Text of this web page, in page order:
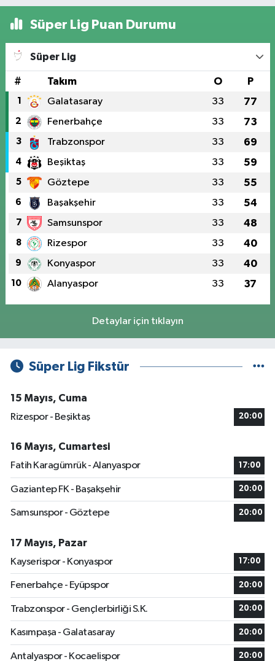
Süper Lig Puan Durumu
Süper Lig
# Takım O P
1 Galatasaray 33 77
2 Fenerbahçe 33 73
3 Trabzonspor 33 69
4 Beşiktaş 33 59
5 Göztepe 33 55
6 Başakşehir 33 54
7 Samsunspor 33 48
8 Rizespor 33 40
9 Konyaspor 33 40
10 Alanyaspor 33 37
Detaylar için tıklayın
Süper Lig Fikstür
15 Mayıs, Cuma
Rizespor - Beşiktaş
20:00
16 Mayıs, Cumartesi
Fatih Karagümrük - Alanyaspor
17:00
Gaziantep FK - Başakşehir 20:00
Samsunspor - Göztepe 20:00
17 Mayıs, Pazar
Kayserispor - Konyaspor
17:00
Fenerbahçe - Eyüpspor 20:00
Trabzonspor - Gençlerbirliği S.K. 20:00
Kasımpaşa - Galatasaray 20:00
Antalyaspor - Kocaelispor 20:00